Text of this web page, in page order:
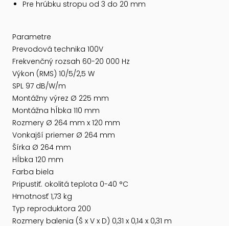
Pre hrúbku stropu od 3 do 20 mm
Parametre
Prevodová technika 100V
Frekvenčný rozsah 60-20 000 Hz
Výkon (RMS) 10/5/2,5 W
SPL 97 dB/W/m
Montážny výrez Ø 225 mm
Montážna hĺbka 110 mm
Rozmery Ø 264 mm x 120 mm
Vonkajší priemer Ø 264 mm
Šírka Ø 264 mm
Hĺbka 120 mm
Farba biela
Pripustiť. okolitá teplota 0-40 °C
Hmotnosť 1,73 kg
Typ reproduktora 200
Rozmery balenia (Š x V x D) 0,31 x 0,14 x 0,31 m